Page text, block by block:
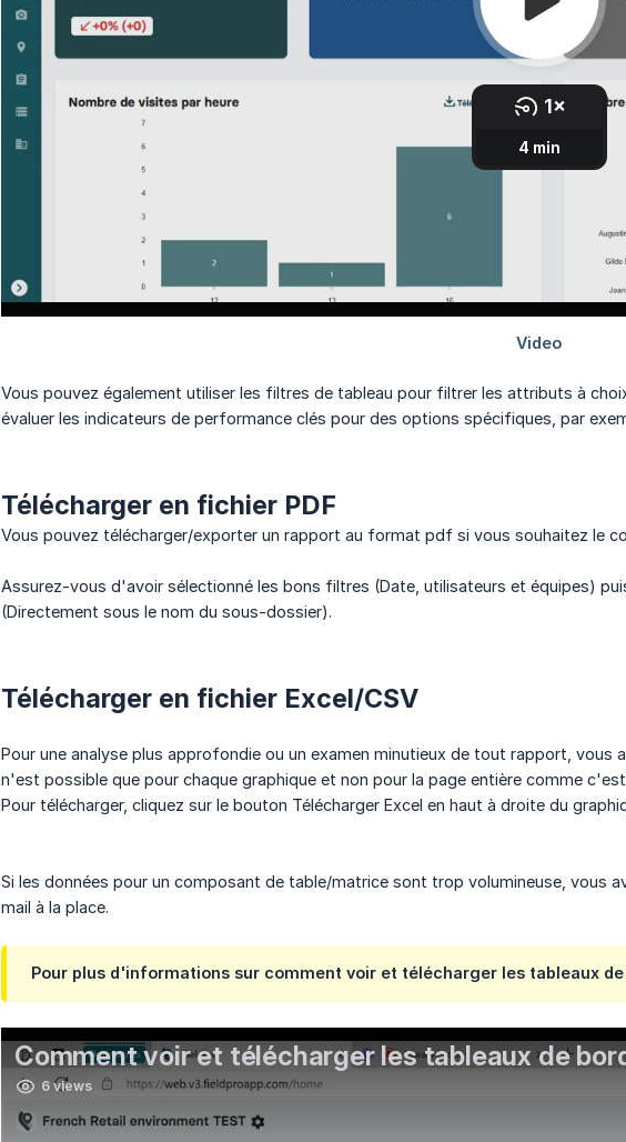
Vous pouvez également utiliser les filtres de tableau pour filtrer les attributs à
évaluer les indicateurs de performance clés pour des options spécifiques, par
Télécharger en fichier PDF
Vous pouvez télécharger/exporter un rapport au format pdf si vous souhaitez le
Assurez-vous d'avoir sélectionné les bons filtres (Date, utilisateurs et équipes)
(Directement sous le nom du sous-dossier).
Télécharger en fichier Excel/CSV
Pour une analyse plus approfondie ou un examen minutieux de tout rapport, vous
n'est possible que pour chaque graphique et non pour la page entière comme
Pour télécharger, cliquez sur le bouton Télécharger Excel en haut à droite du
Si les données pour un composant de table/matrice sont trop volumineuse, vous
mail à la place.
Pour plus d'informations sur comment voir et télécharger les tableaux